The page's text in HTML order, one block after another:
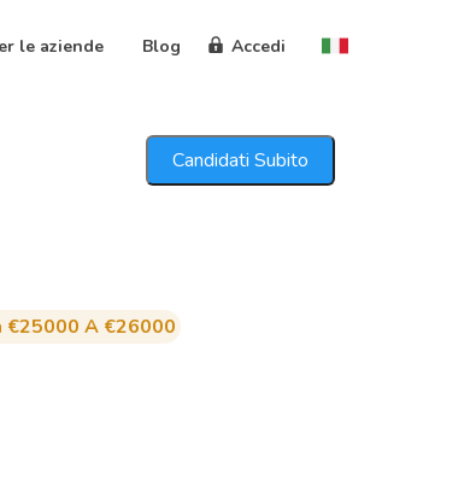
le aziende Blog Accedi
Candidati Subito
€25000 A €26000